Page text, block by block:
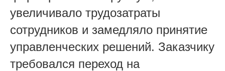
увеличивало трудозатраты
сотрудников и замедляло принятие
управленческих решений. Заказчику
требовался переход на